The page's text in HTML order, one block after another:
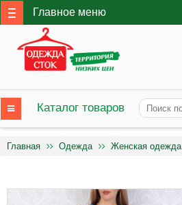
Главное меню
Каталог товаров
Главная Одежда Женская одежда